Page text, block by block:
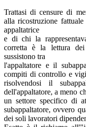
Trattasi di censure di
alla ricostruzione
appaltatrice
e di chi la
corretta è la lettura
sussistono tra
l'appaltatore e il
compiti di controllo e
risolvendosi il
dell'appaltatore, a meno
un settore specifico di
subappaltatore, ovvero
dei soli lavoratori